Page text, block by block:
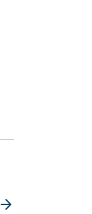
arrow_forward